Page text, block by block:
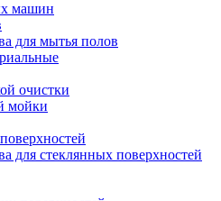
машин
для мытья полов
очистки
мойки
для стеклянных поверхностей